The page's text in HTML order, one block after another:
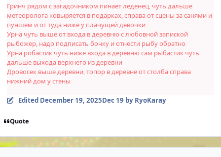
Гринч рядом с загадочником пинает леденец, чуть дальше
метеоролога ковыряется в подарках, справа от сцены за санями и
пуншем и от туда ниже у плачущей девочки
Урна чуть выше от входа в деревню с любовной запиской
рыбожер, надо подписать бочку и отнести рыбу обратно
Урна робастик чуть ниже входа в деревню сам рыбастик чуть
дальше выхода верхнего из деревни
Дровосек выше деревни, топор в деревне от столба справа
нижний дом у стены
Edited December 19, 2025Dec 19 by RyoKaray
Quote